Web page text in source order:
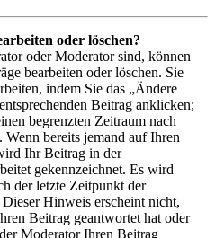
oder löschen?
oder Moderator sind, können
bearbeiten oder löschen. Sie
indem Sie das „Ändere
Beitrag anklicken;
begrenzten Zeitraum nach
bereits jemand auf Ihren
Ihr Beitrag in der
gekennzeichnet. Es wird
der letzte Zeitpunkt der
Hinweis erscheint nicht,
Beitrag geantwortet hat oder
Moderator Ihren Beitrag